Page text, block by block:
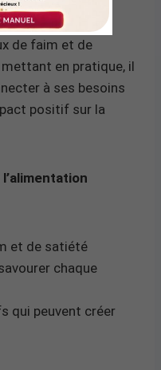
approche qui
de faim et de
en pratique, il
à ses besoins
positif sur la
et de satiété
chaque
qui peuvent créer